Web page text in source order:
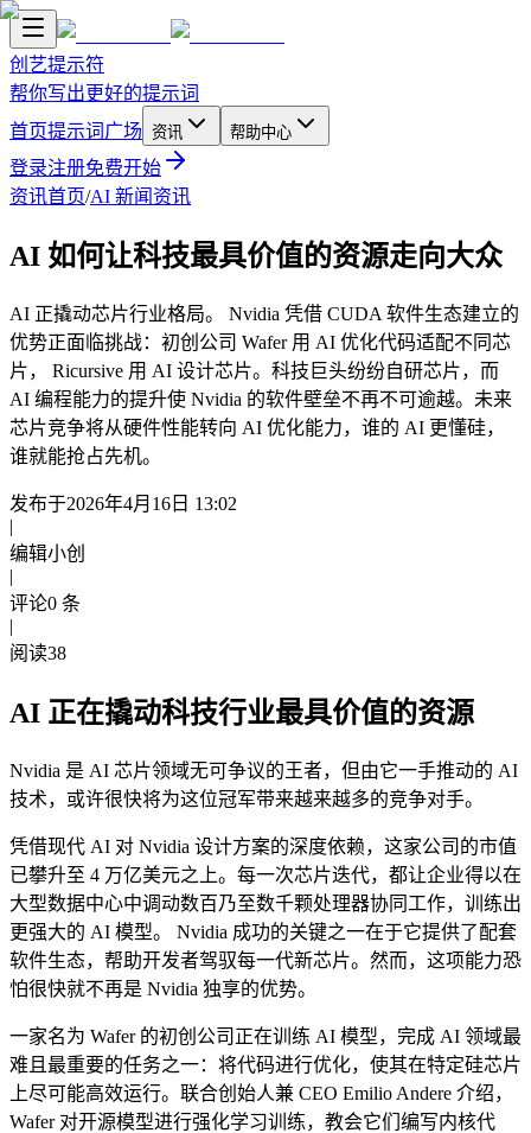
创艺提示符
帮你写出更好的提示词
首页提示词广场 资讯 帮助中心
登录注册免费开始
资讯首页/AI 新闻资讯
AI 如何让科技最具价值的资源走向大众
AI 正撬动芯片行业格局。 Nvidia 凭借 CUDA 软件生态建立的
优势正面临挑战：初创公司 Wafer 用 AI 优化代码适配不同芯
片， Ricursive 用 AI 设计芯片。科技巨头纷纷自研芯片，而
AI 编程能力的提升使 Nvidia 的软件壁垒不再不可逾越。未来
芯片竞争将从硬件性能转向 AI 优化能力，谁的 AI 更懂硅，
谁就能抢占先机。
发布于2026年4月16日 13:02
|
编辑小创
|
评论0 条
|
阅读38
AI 正在撬动科技行业最具价值的资源
Nvidia 是 AI 芯片领域无可争议的王者，但由它一手推动的 AI
技术，或许很快将为这位冠军带来越来越多的竞争对手。
凭借现代 AI 对 Nvidia 设计方案的深度依赖，这家公司的市值
已攀升至 4 万亿美元之上。每一次芯片迭代，都让企业得以在
大型数据中心中调动数百乃至数千颗处理器协同工作，训练出
更强大的 AI 模型。 Nvidia 成功的关键之一在于它提供了配套
软件生态，帮助开发者驾驭每一代新芯片。然而，这项能力恐
怕很快就不再是 Nvidia 独享的优势。
一家名为 Wafer 的初创公司正在训练 AI 模型，完成 AI 领域最
难且最重要的任务之一：将代码进行优化，使其在特定硅芯片
上尽可能高效运行。联合创始人兼 CEO Emilio Andere 介绍，
Wafer 对开源模型进行强化学习训练，教会它们编写内核代